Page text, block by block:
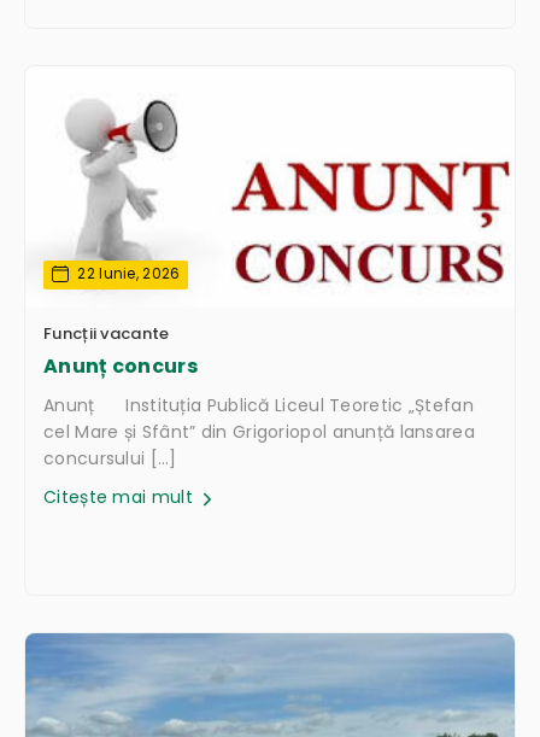
22 Iunie, 2026
Funcții vacante
Anunț concurs
Anunț Instituția Publică Liceul Teoretic „Ștefan
cel Mare și Sfânt” din Grigoriopol anunță lansarea
concursului […]
Citește mai mult